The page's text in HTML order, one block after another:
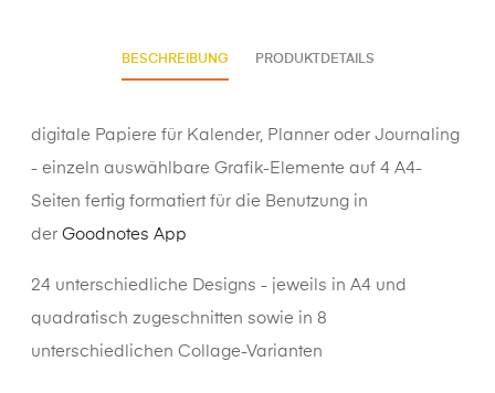
BESCHREIBUNG PRODUKTDETAILS
digitale Papiere für Kalender, Planner oder Journaling
- einzeln auswählbare Grafik-Elemente auf 4 A4-
Seiten fertig formatiert für die Benutzung in
der Goodnotes App
24 unterschiedliche Designs - jeweils in A4 und
quadratisch zugeschnitten sowie in 8
unterschiedlichen Collage-Varianten